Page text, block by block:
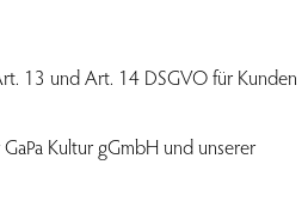
13 und Art. 14 DSGVO für Kunden
Kultur gGmbH und unserer